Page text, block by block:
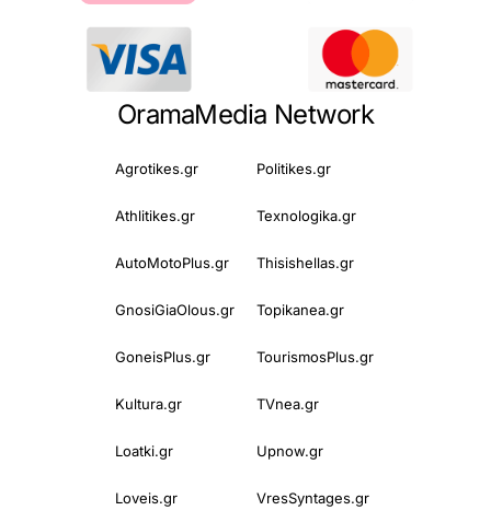
OramaMedia Network
Agrotikes.gr Politikes.gr
Athlitikes.gr Texnologika.gr
AutoMotoPlus.gr Thisishellas.gr
GnosiGiaOlous.gr Topikanea.gr
GoneisPlus.gr TourismosPlus.gr
Kultura.gr TVnea.gr
Loatki.gr Upnow.gr
Loveis.gr VresSyntages.gr